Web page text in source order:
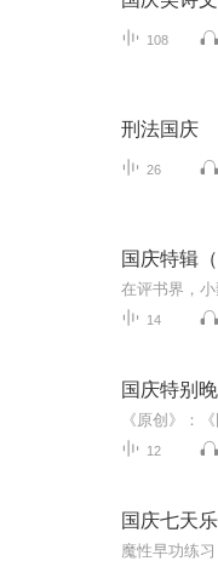
108
刑法国庆
26
国庆特辑
14
国庆特别
12
国庆七天乐
魔性早功练习